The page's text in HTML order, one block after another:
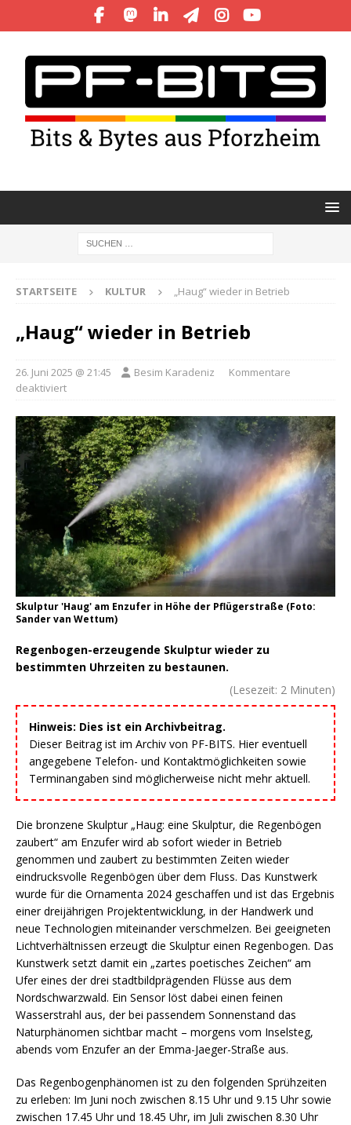
STARTSEITE KULTUR „Haug“ wieder in Betrieb
„Haug“ wieder in Betrieb
26. Juni 2025 @ 21:45 Besim Karadeniz
Kommentare
deaktiviert
Skulptur 'Haug' am Enzufer in Höhe der Pflügerstraße (Foto:
Sander van Wettum)
Regenbogen-erzeugende Skulptur wieder zu
bestimmten Uhrzeiten zu bestaunen.
(Lesezeit: 2 Minuten)
Hinweis: Dies ist ein Archivbeitrag.
Dieser Beitrag ist im Archiv von PF-BITS. Hier eventuell
angegebene Telefon- und Kontaktmöglichkeiten sowie
Terminangaben sind möglicherweise nicht mehr aktuell.
Die bronzene Skulptur „Haug: eine Skulptur, die Regenbögen
zaubert“ am Enzufer wird ab sofort wieder in Betrieb
genommen und zaubert zu bestimmten Zeiten wieder
eindrucksvolle Regenbögen über dem Fluss. Das Kunstwerk
wurde für die Ornamenta 2024 geschaffen und ist das Ergebnis
einer dreijährigen Projektentwicklung, in der Handwerk und
neue Technologien miteinander verschmelzen. Bei geeigneten
Lichtverhältnissen erzeugt die Skulptur einen Regenbogen. Das
Kunstwerk setzt damit ein „zartes poetisches Zeichen“ am
Ufer eines der drei stadtbildprägenden Flüsse aus dem
Nordschwarzwald. Ein Sensor löst dabei einen feinen
Wasserstrahl aus, der bei passendem Sonnenstand das
Naturphänomen sichtbar macht – morgens vom Inselsteg,
abends vom Enzufer an der Emma-Jaeger-Straße aus.
Das Regenbogenphänomen ist zu den folgenden Sprühzeiten
zu erleben: Im Juni noch zwischen 8.15 Uhr und 9.15 Uhr sowie
zwischen 17.45 Uhr und 18.45 Uhr, im Juli zwischen 8.30 Uhr